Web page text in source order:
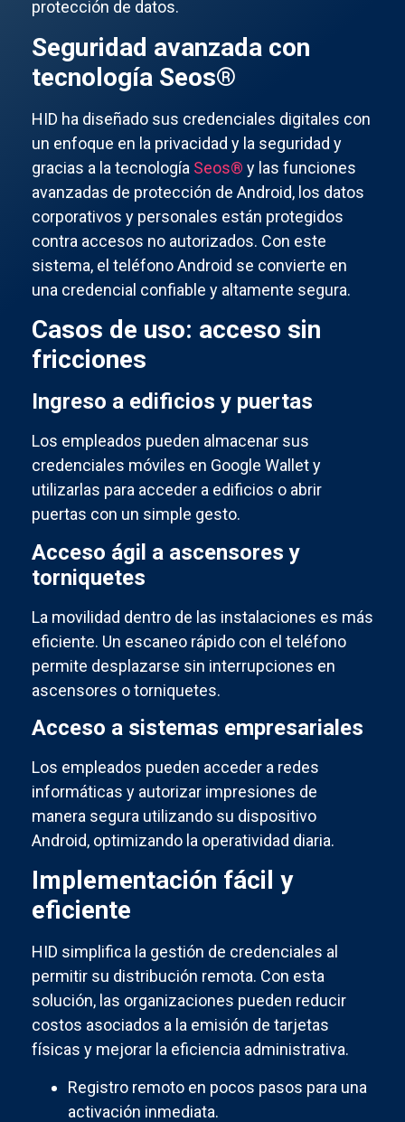
protección de datos.
Seguridad avanzada con
tecnología Seos®
HID ha diseñado sus credenciales digitales con
un enfoque en la privacidad y la seguridad y
gracias a la tecnología Seos® y las funciones
avanzadas de protección de Android, los datos
corporativos y personales están protegidos
contra accesos no autorizados. Con este
sistema, el teléfono Android se convierte en
una credencial confiable y altamente segura.
Casos de uso: acceso sin
fricciones
Ingreso a edificios y puertas
Los empleados pueden almacenar sus
credenciales móviles en Google Wallet y
utilizarlas para acceder a edificios o abrir
puertas con un simple gesto.
Acceso ágil a ascensores y
torniquetes
La movilidad dentro de las instalaciones es más
eficiente. Un escaneo rápido con el teléfono
permite desplazarse sin interrupciones en
ascensores o torniquetes.
Acceso a sistemas empresariales
Los empleados pueden acceder a redes
informáticas y autorizar impresiones de
manera segura utilizando su dispositivo
Android, optimizando la operatividad diaria.
Implementación fácil y
eficiente
HID simplifica la gestión de credenciales al
permitir su distribución remota. Con esta
solución, las organizaciones pueden reducir
costos asociados a la emisión de tarjetas
físicas y mejorar la eficiencia administrativa.
Registro remoto en pocos pasos para una
activación inmediata.